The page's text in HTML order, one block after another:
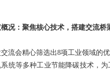
况：聚焦核心技术，搭建交流桥
流会精心筛选出8项工业领域的
系统等多种工业节能降碳技术，